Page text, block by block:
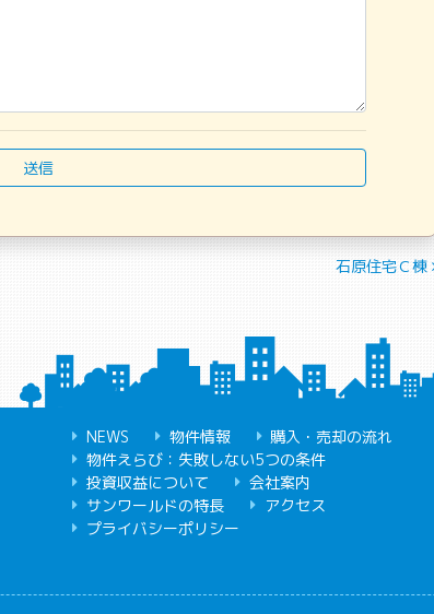
石原住宅Ｃ棟
NEWS 物件情報
購入・売却の流れ
物件えらび：失敗しない5つの条件
投資収益について
会社案内
サンワールドの特長
アクセス
プライバシーポリシー